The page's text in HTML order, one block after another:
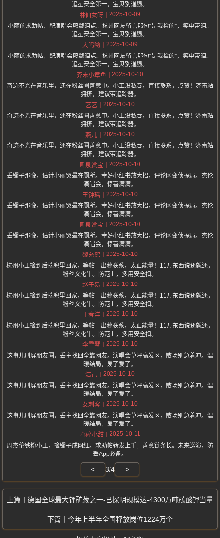
追星安全第一，宝贝别逞强。
林仙女呀
2025-10-09
小丽的求助帖，配演唱会照戳泪点。杭州网友留言那句“是我捡的”，笑中带泪。
追星安全第一，宝贝别逞强。
大呜哟
2025-10-09
小丽的求助帖，配演唱会照戳泪点。杭州网友留言那句“是我捡的”，笑中带泪。
追星安全第一，宝贝别逞强。
芥末小章鱼
2025-10-10
奇迹不光在音乐里，还在粉丝圈善意中。小王没私吞，直接联系，点赞！济南站
拥挤，建议带追踪器。
艺艺
2025-10-10
奇迹不光在音乐里，还在粉丝圈善意中。小王没私吞，直接联系，点赞！济南站
拥挤，建议带追踪器。
燕儿
2025-10-10
奇迹不光在音乐里，还在粉丝圈善意中。小王没私吞，直接联系，点赞！济南站
拥挤，建议带追踪器。
听泉赏宝
2025-10-10
丢镯子那晚，估计小丽哭晕在厕所。幸好小红书放大招，评论区变侦探局。杰伦
演唱会，惊喜满满。
王钟瑶
2025-10-10
丢镯子那晚，估计小丽哭晕在厕所。幸好小红书放大招，评论区变侦探局。杰伦
演唱会，惊喜满满。
听泉赏宝
2025-10-10
丢镯子那晚，估计小丽哭晕在厕所。幸好小红书放大招，评论区变侦探局。杰伦
演唱会，惊喜满满。
黎允熙
2025-10-10
杭州小王捡到后揣兜里回家，等帖一出秒联系，太正能量！11万东西说还就还，
粉丝文化牛。防范上，多用安全扣。
赵子易
2025-10-10
杭州小王捡到后揣兜里回家，等帖一出秒联系，太正能量！11万东西说还就还，
粉丝文化牛。防范上，多用安全扣。
于春洋
2025-10-10
杭州小王捡到后揣兜里回家，等帖一出秒联系，太正能量！11万东西说还就还，
粉丝文化牛。防范上，多用安全扣。
李雪琴
2025-10-10
这事儿刷屏朋友圈，丢主找回全靠网友。演唱会草坪高发区，散场别急着冲。温
暖结局，爱了爱了。
洁己
2025-10-10
这事儿刷屏朋友圈，丢主找回全靠网友。演唱会草坪高发区，散场别急着冲。温
暖结局，爱了爱了。
女刺客
2025-10-10
这事儿刷屏朋友圈，丢主找回全靠网友。演唱会草坪高发区，散场别急着冲。温
暖结局，爱了爱了。
心碎小甜
2025-10-11
周杰伦铁粉小王，捡镯子成网红。求助帖转发上千，善意链条长。未来巡演，防
丢App必备。
< 3/4 >
德国全球最大锂矿藏之一-已探明规模达-4300万吨碳酸锂当量
今年上半年全国释放岗位1224万个